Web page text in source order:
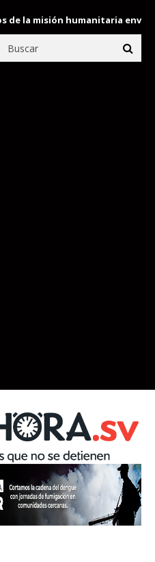
humanitaria enviada a